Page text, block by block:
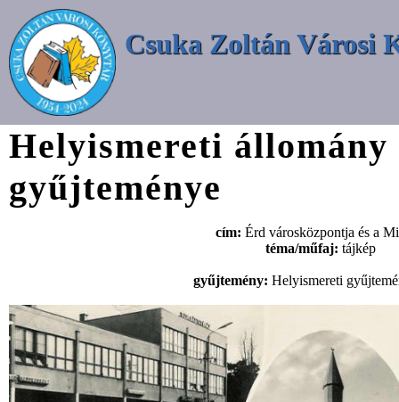
Csuka Zoltán Városi
Helyismereti állomány
gyűjteménye
cím: Érd városközpontja és a
téma/műfaj: tájkép
gyűjtemény: Helyismereti